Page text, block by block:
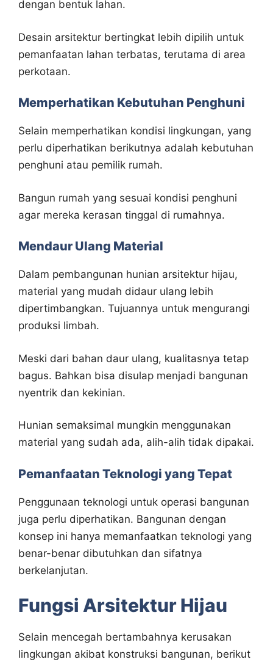
dengan bentuk lahan.
Desain arsitektur bertingkat lebih dipilih untuk
pemanfaatan lahan terbatas, terutama di area
perkotaan.
Memperhatikan Kebutuhan Penghuni
Selain memperhatikan kondisi lingkungan, yang
perlu diperhatikan berikutnya adalah kebutuhan
penghuni atau pemilik rumah.
Bangun rumah yang sesuai kondisi penghuni
agar mereka kerasan tinggal di rumahnya.
Mendaur Ulang Material
Dalam pembangunan hunian arsitektur hijau,
material yang mudah didaur ulang lebih
dipertimbangkan. Tujuannya untuk mengurangi
produksi limbah.
Meski dari bahan daur ulang, kualitasnya tetap
bagus. Bahkan bisa disulap menjadi bangunan
nyentrik dan kekinian.
Hunian semaksimal mungkin menggunakan
material yang sudah ada, alih-alih tidak dipakai.
Pemanfaatan Teknologi yang Tepat
Penggunaan teknologi untuk operasi bangunan
juga perlu diperhatikan. Bangunan dengan
konsep ini hanya memanfaatkan teknologi yang
benar-benar dibutuhkan dan sifatnya
berkelanjutan.
Fungsi Arsitektur Hijau
Selain mencegah bertambahnya kerusakan
lingkungan akibat konstruksi bangunan, berikut